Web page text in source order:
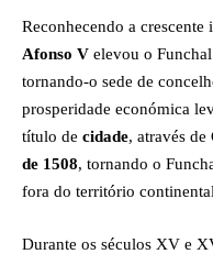
Reconhecendo a
Afonso V elevou o
tornando-o sede de
prosperidade económica
título de cidade, através de
de 1508, tornando o
fora do território
Durante os séculos XV e